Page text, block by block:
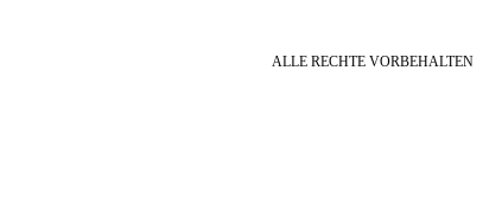
ALLE RECHTE VORBEHALTEN